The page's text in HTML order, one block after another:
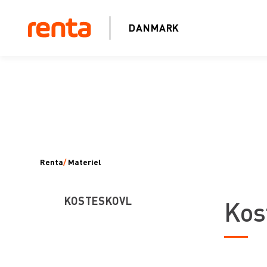
DANMARK
Renta/ Materiel
KOSTESKOVL